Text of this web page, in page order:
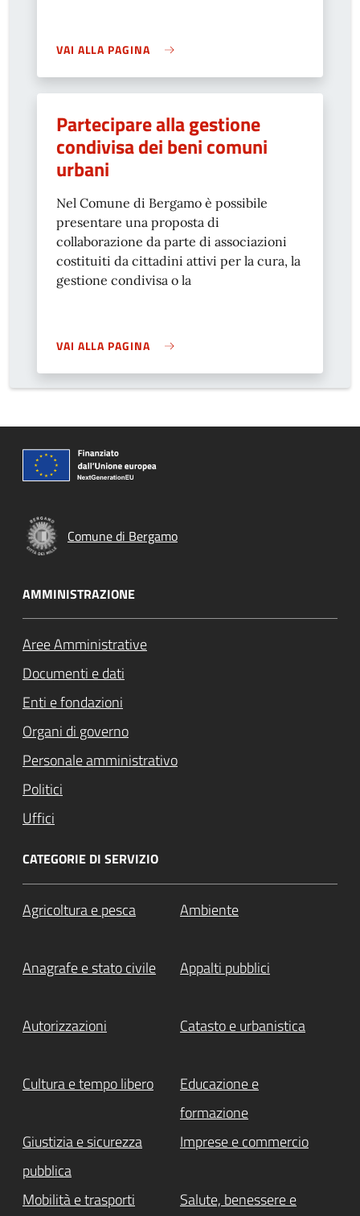
VAI ALLA PAGINA
Partecipare alla gestione
condivisa dei beni comuni
urbani
Nel Comune di Bergamo è possibile
presentare una proposta di
collaborazione da parte di associazioni
costituiti da cittadini attivi per la cura, la
gestione condivisa o la
VAI ALLA PAGINA
Comune di Bergamo
AMMINISTRAZIONE
Aree Amministrative
Documenti e dati
Enti e fondazioni
Organi di governo
Personale amministrativo
Politici
Uffici
CATEGORIE DI SERVIZIO
Agricoltura e pesca Ambiente
Anagrafe e stato civile Appalti pubblici
Autorizzazioni Catasto e urbanistica
Cultura e tempo libero
Educazione e
formazione
Giustizia e sicurezza
pubblica
Imprese e commercio
Mobilità e trasporti
Salute, benessere e